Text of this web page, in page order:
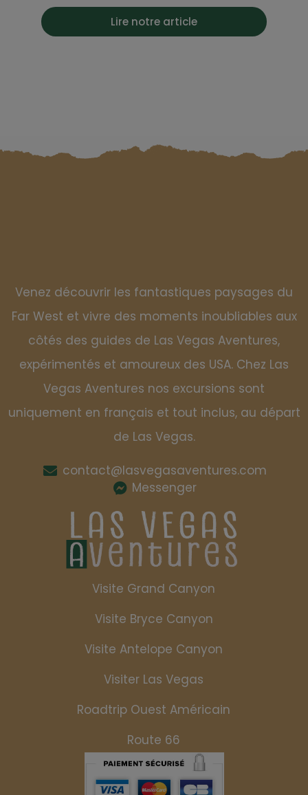
Lire notre article
Venez découvrir les fantastiques paysages du
Far West et vivre des moments inoubliables aux
côtés des guides de Las Vegas Aventures,
expérimentés et amoureux des USA. Chez Las
Vegas Aventures nos excursions sont
uniquement en français et tout inclus, au départ
de Las Vegas.
contact@lasvegasaventures.com
Messenger
Visite Grand Canyon
Visite Bryce Canyon
Visite Antelope Canyon
Visiter Las Vegas
Roadtrip Ouest Américain
Route 66